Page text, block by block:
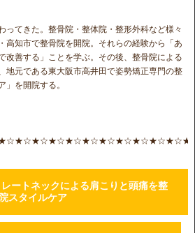
ってきた。整骨院・整体院・整形外科など様々
高知市で整骨院を開院。それらの経験から「あ
改善する」ことを学ぶ。その後、整骨院による
地元である東大阪市高井田で姿勢矯正専門の整
」を開院する。
ートネックによる肩こりと頭痛を整
スタイルケア